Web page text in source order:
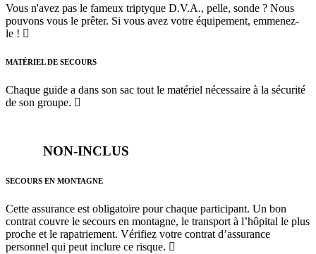
Vous n'avez pas le fameux triptyque D.V.A., pelle, sonde ? Nous
pouvons vous le prêter. Si vous avez votre équipement, emmenez-
le !
MATÉRIEL DE SECOURS
Chaque guide a dans son sac tout le matériel nécessaire à la sécurité
de son groupe.
NON-INCLUS
SECOURS EN MONTAGNE
Cette assurance est obligatoire pour chaque participant. Un bon
contrat couvre le secours en montagne, le transport à l’hôpital le plus
proche et le rapatriement. Vérifiez votre contrat d’assurance
personnel qui peut inclure ce risque.